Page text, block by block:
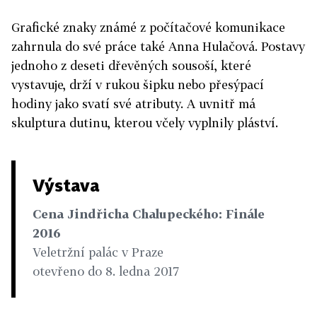
Grafické znaky známé z počítačové komunikace
zahrnula do své práce také Anna Hulačová. Postavy
jednoho z deseti dřevěných sousoší, které
vystavuje, drží v rukou šipku nebo přesýpací
hodiny jako svatí své atributy. A uvnitř má
skulptura dutinu, kterou včely vyplnily pláství.
Výstava
Cena Jindřicha Chalupeckého: Finále
2016
Veletržní palác v Praze
otevřeno do 8. ledna 2017